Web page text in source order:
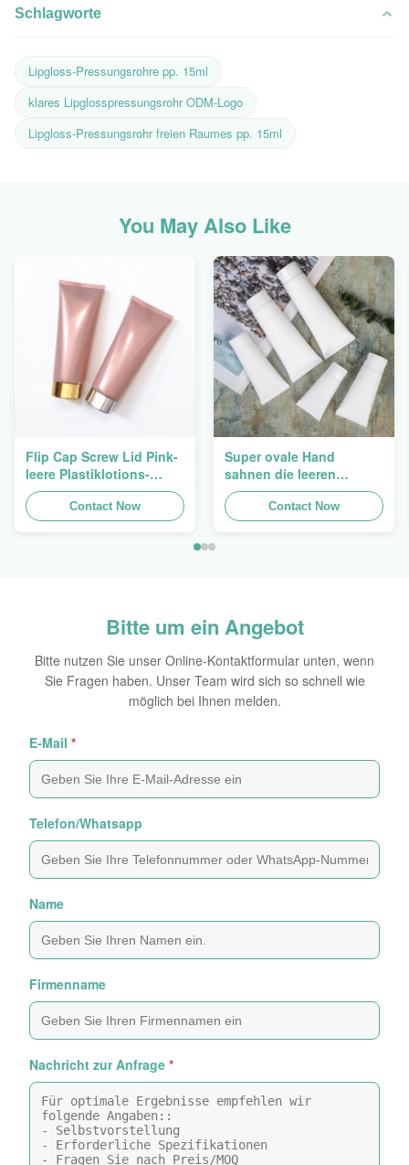
Schlagworte
Lipgloss-Pressungsrohre pp. 15ml
klares Lipglosspressungsrohr ODM-Logo
Lipgloss-Pressungsrohr freien Raumes pp. 15ml
You May Also Like
Flip Cap Screw Lid Pink-
leere Plastiklotions-
Pressungs-Rohre 200g
Contact Now
Super ovale Hand
sahnen die leeren
kosmetischen Rohre, die
5ml zu 150ml verpacken
Contact Now
Bitte um ein Angebot
Bitte nutzen Sie unser Online-Kontaktformular unten, wenn
Sie Fragen haben. Unser Team wird sich so schnell wie
möglich bei Ihnen melden.
E-Mail *
Telefon/Whatsapp
Name
Firmenname
Nachricht zur Anfrage *